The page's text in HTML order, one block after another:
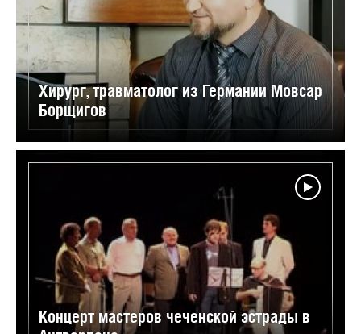
Хирург, травматолог из Германии Мовсар
Борщигов
Концерт мастеров чеченской эстрады в